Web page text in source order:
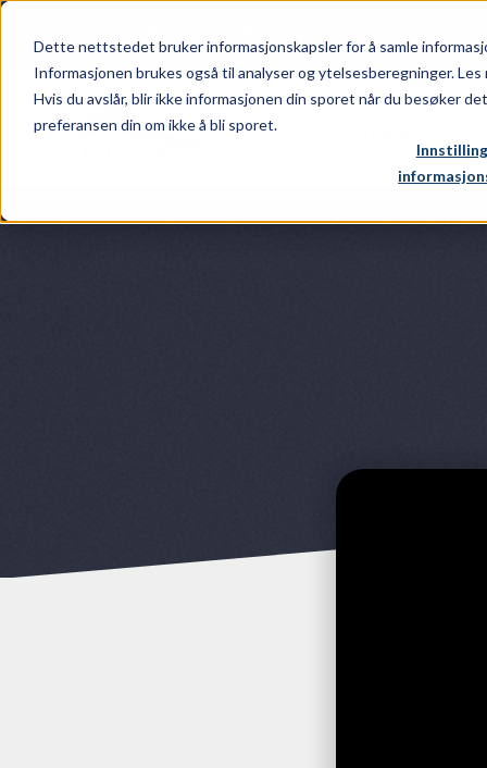
Dette nettstedet bruker informasjonskapsler for å samle
Informasjonen brukes også til analyser og ytelsesberegninger. Les
Hvis du avslår, blir ikke informasjonen din sporet når du besøker
preferansen din om ikke å bli sporet.